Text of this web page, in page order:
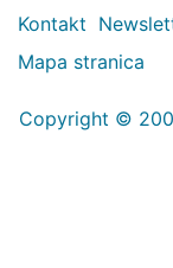
Kontakt
Mapa stranica
Copyright ©